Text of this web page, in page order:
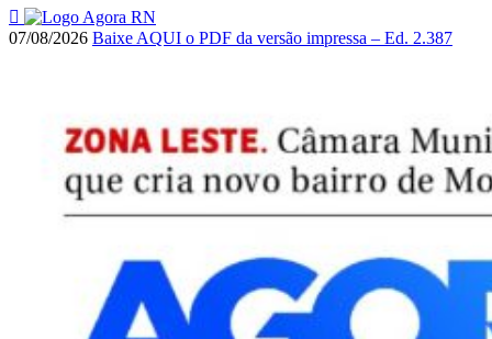
07/08/2026 Baixe AQUI o PDF da versão impressa – Ed. 2.387